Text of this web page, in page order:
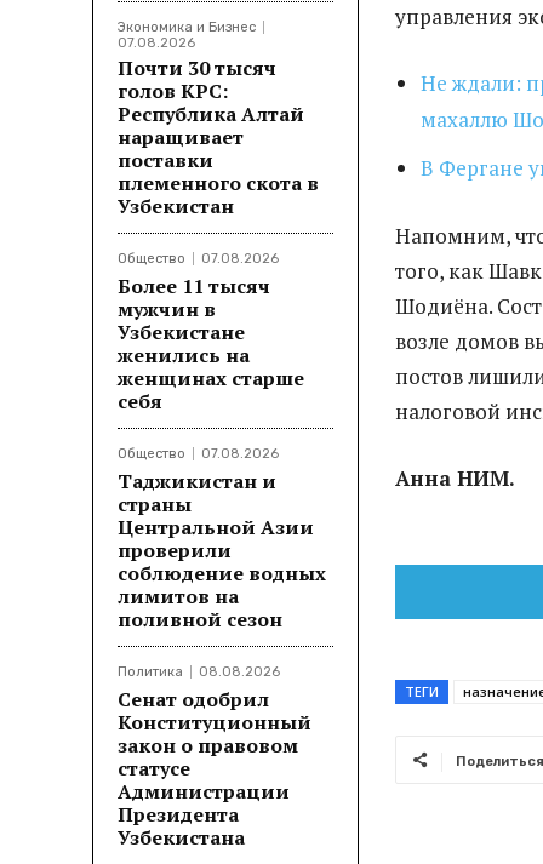
Экономика и Бизнес
07.08.2026
Почти 30 тысяч
голов КРС:
Республика Алтай
наращивает
поставки
племенного скота в
Узбекистан
Общество 07.08.2026
Более 11 тысяч
мужчин в
Узбекистане
женились на
женщинах старше
себя
Общество 07.08.2026
Таджикистан и
страны
Центральной Азии
проверили
соблюдение водных
лимитов на
поливной сезон
Политика 08.08.2026
Сенат одобрил
Конституционный
закон о правовом
статусе
Администрации
Президента
Узбекистана
управления
Не ждали:
махаллю
В Фергане
Напомним,
того, как
Шодиёна.
возле домов
постов
налоговой
Анна НИМ.
ТЕГИ
Поделиться